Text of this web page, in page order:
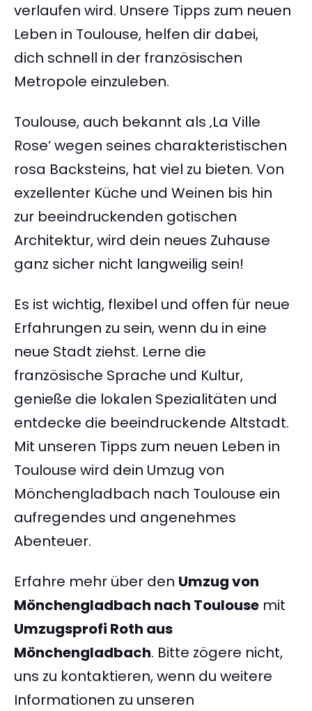
verlaufen wird. Unsere Tipps zum neuen
Leben in Toulouse, helfen dir dabei,
dich schnell in der französischen
Metropole einzuleben.
Toulouse, auch bekannt als ‚La Ville
Rose‘ wegen seines charakteristischen
rosa Backsteins, hat viel zu bieten. Von
exzellenter Küche und Weinen bis hin
zur beeindruckenden gotischen
Architektur, wird dein neues Zuhause
ganz sicher nicht langweilig sein!
Es ist wichtig, flexibel und offen für neue
Erfahrungen zu sein, wenn du in eine
neue Stadt ziehst. Lerne die
französische Sprache und Kultur,
genieße die lokalen Spezialitäten und
entdecke die beeindruckende Altstadt.
Mit unseren Tipps zum neuen Leben in
Toulouse wird dein Umzug von
Mönchengladbach nach Toulouse ein
aufregendes und angenehmes
Abenteuer.
Erfahre mehr über den Umzug von
Mönchengladbach nach Toulouse mit
Umzugsprofi Roth aus
Mönchengladbach. Bitte zögere nicht,
uns zu kontaktieren, wenn du weitere
Informationen zu unseren